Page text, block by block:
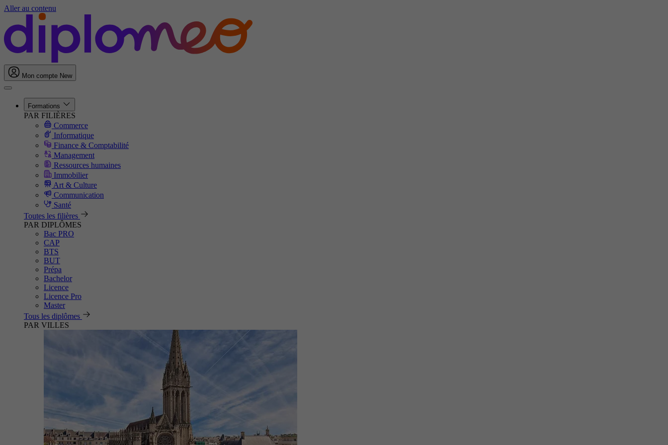
Aller au contenu
Mon compte New
Formations
PAR FILIÈRES
Commerce
Informatique
Finance & Comptabilité
Management
Ressources humaines
Immobilier
Art & Culture
Communication
Santé
Toutes les filières
PAR DIPLÔMES
Bac PRO
CAP
BTS
BUT
Prépa
Bachelor
Licence
Licence Pro
Master
Tous les diplômes
PAR VILLES